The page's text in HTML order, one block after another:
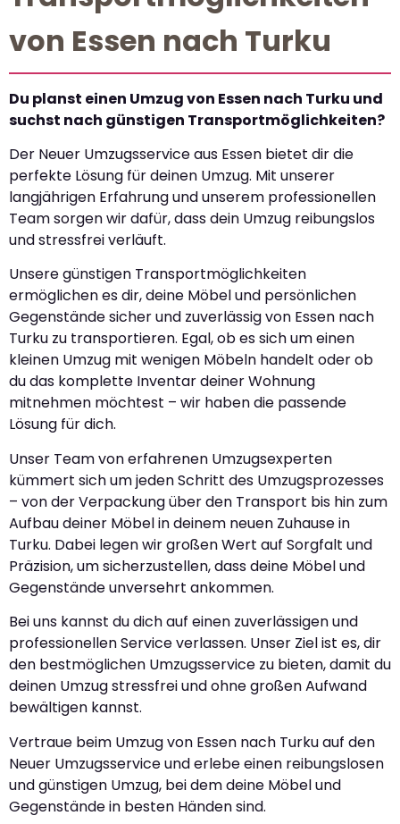
von Essen nach Turku
Du planst einen Umzug von Essen nach Turku und
suchst nach günstigen Transportmöglichkeiten?
Der Neuer Umzugsservice aus Essen bietet dir die
perfekte Lösung für deinen Umzug. Mit unserer
langjährigen Erfahrung und unserem professionellen
Team sorgen wir dafür, dass dein Umzug reibungslos
und stressfrei verläuft.
Unsere günstigen Transportmöglichkeiten
ermöglichen es dir, deine Möbel und persönlichen
Gegenstände sicher und zuverlässig von Essen nach
Turku zu transportieren. Egal, ob es sich um einen
kleinen Umzug mit wenigen Möbeln handelt oder ob
du das komplette Inventar deiner Wohnung
mitnehmen möchtest – wir haben die passende
Lösung für dich.
Unser Team von erfahrenen Umzugsexperten
kümmert sich um jeden Schritt des Umzugsprozesses
– von der Verpackung über den Transport bis hin zum
Aufbau deiner Möbel in deinem neuen Zuhause in
Turku. Dabei legen wir großen Wert auf Sorgfalt und
Präzision, um sicherzustellen, dass deine Möbel und
Gegenstände unversehrt ankommen.
Bei uns kannst du dich auf einen zuverlässigen und
professionellen Service verlassen. Unser Ziel ist es, dir
den bestmöglichen Umzugsservice zu bieten, damit du
deinen Umzug stressfrei und ohne großen Aufwand
bewältigen kannst.
Vertraue beim Umzug von Essen nach Turku auf den
Neuer Umzugsservice und erlebe einen reibungslosen
und günstigen Umzug, bei dem deine Möbel und
Gegenstände in besten Händen sind.